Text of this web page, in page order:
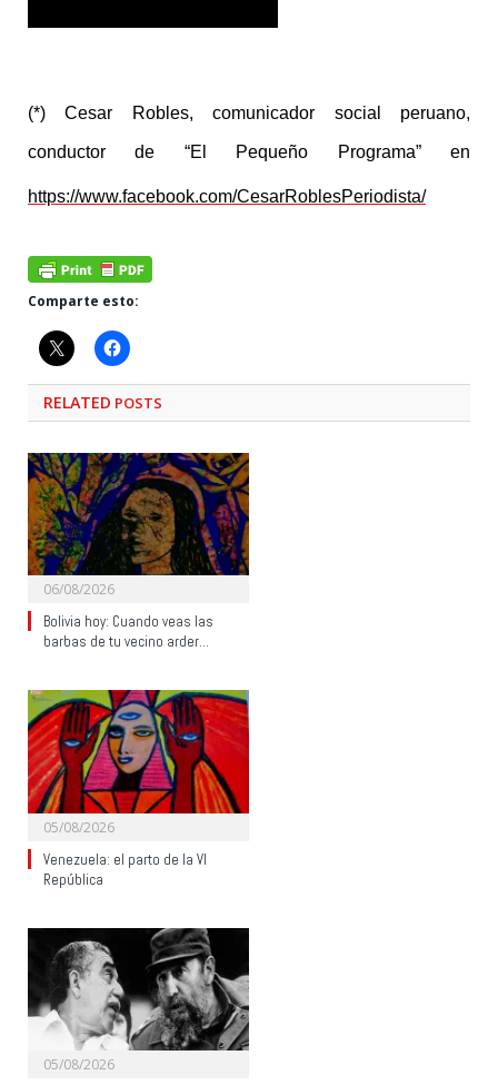
(*)Cesar Robles, comunicador social peruano,
conductor de “El Pequeño Programa” en
https://www.facebook.com/CesarRoblesPeriodista/
Comparte esto:
RELATED POSTS
06/08/2026
Bolivia hoy: Cuando veas las
barbas de tu vecino arder…
05/08/2026
Venezuela: el parto de la VI
República
05/08/2026